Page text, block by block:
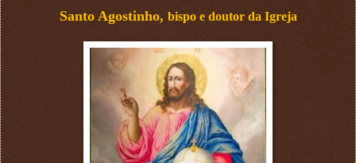
Santo Agostinho, bispo e doutor da Igreja